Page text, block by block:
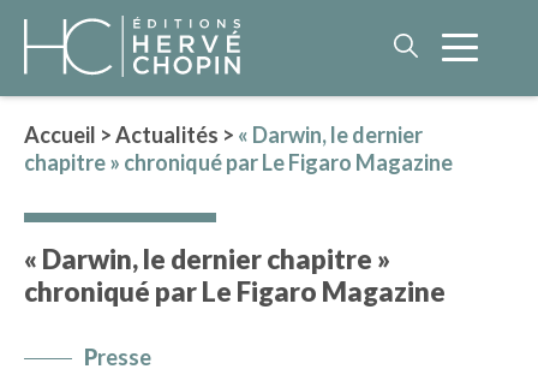
ROMAN HISTORIQUE
POLAR
Accueil >Actualités > « Darwin, le dernier
chapitre » chroniqué par Le Figaro Magazine
« Darwin, le dernier chapitre »
chroniqué par Le Figaro Magazine
Presse